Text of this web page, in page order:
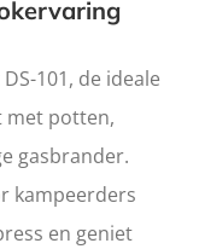
101, de ideale
met potten,
gasbrander.
kampeerders
en geniet